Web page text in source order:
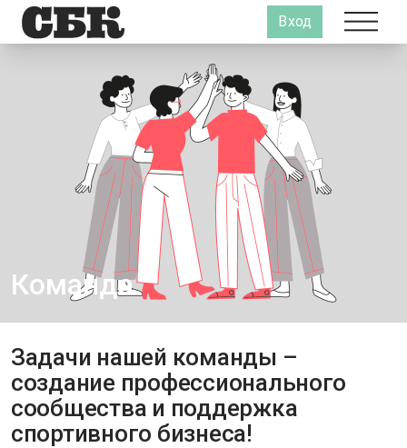
Вход
Команда
Задачи нашей команды –
создание профессионального
сообщества и поддержка
спортивного бизнеса!